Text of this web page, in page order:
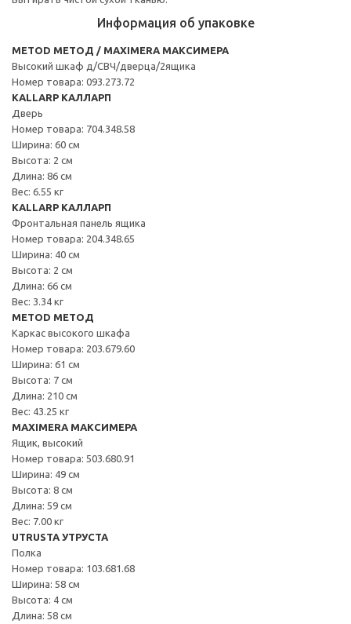
Информация об упаковке
METOD МЕТОД / MAXIMERA МАКСИМЕРА
Высокий шкаф д/СВЧ/дверца/2ящика
Номер товара: 093.273.72
KALLARP КАЛЛАРП
Дверь
Номер товара: 704.348.58
Ширина: 60 см
Высота: 2 см
Длина: 86 см
Вес: 6.55 кг
KALLARP КАЛЛАРП
Фронтальная панель ящика
Номер товара: 204.348.65
Ширина: 40 см
Высота: 2 см
Длина: 66 см
Вес: 3.34 кг
METOD МЕТОД
Каркас высокого шкафа
Номер товара: 203.679.60
Ширина: 61 см
Высота: 7 см
Длина: 210 см
Вес: 43.25 кг
MAXIMERA МАКСИМЕРА
Ящик, высокий
Номер товара: 503.680.91
Ширина: 49 см
Высота: 8 см
Длина: 59 см
Вес: 7.00 кг
UTRUSTA УТРУСТА
Полка
Номер товара: 103.681.68
Ширина: 58 см
Высота: 4 см
Длина: 58 см